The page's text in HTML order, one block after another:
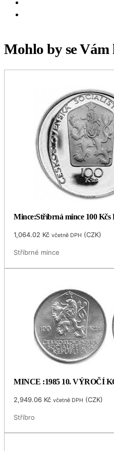
Mohlo by se
Mince:Stříbrná mince 100
1,064.02 Kč včetně DPH (CZK)
Stříbrné mince
MINCE :1985 10. VÝROČÍ
2,949.06 Kč včetně DPH (CZK)
Stříbro